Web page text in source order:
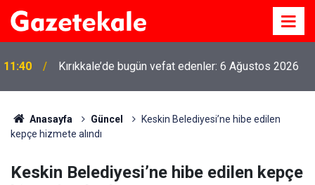
11:40 Kırıkkale’de bugün vefat edenler: 6 Ağustos 2026
Anasayfa Güncel
Keskin Belediyesi’ne hibe edilen
kepçe hizmete alındı
Keskin Belediyesi’ne hibe edilen kepçe